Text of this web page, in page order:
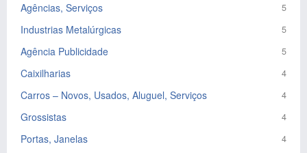
Agências, Serviços 5
Industrias Metalúrgicas 5
Agência Publicidade 5
Caixilharias 4
Carros – Novos, Usados, Aluguel, Serviços 4
Grossistas 4
Portas, Janelas 4